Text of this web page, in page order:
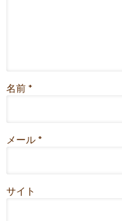
名前 *
メール *
サイト